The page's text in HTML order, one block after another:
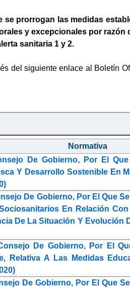
se prorrogan las medidas
y excepcionales por razón
sanitaria 1 y 2.
del siguiente enlace al Boletín
Normativa
De Gobierno, Por El
Y Desarrollo Sostenible En
De Gobierno, Por El Que
En Relación
De La Situación Y Evolución
De Gobierno, Por El
Relativa A Las Medidas
De Gobierno, Por El Que